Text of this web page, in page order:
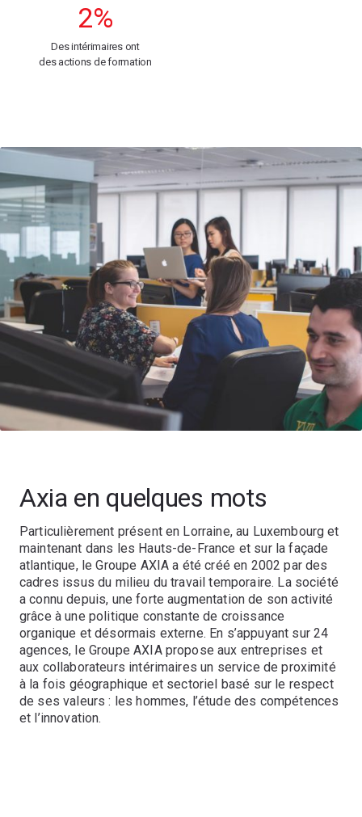
2%
Des intérimaires ont
des actions de formation
Axia en quelques mots
Particulièrement présent en Lorraine, au Luxembourg et
maintenant dans les Hauts-de-France et sur la façade
atlantique, le Groupe AXIA a été créé en 2002 par des
cadres issus du milieu du travail temporaire. La société
a connu depuis, une forte augmentation de son activité
grâce à une politique constante de croissance
organique et désormais externe. En s’appuyant sur 24
agences, le Groupe AXIA propose aux entreprises et
aux collaborateurs intérimaires un service de proximité
à la fois géographique et sectoriel basé sur le respect
de ses valeurs : les hommes, l’étude des compétences
et l’innovation.